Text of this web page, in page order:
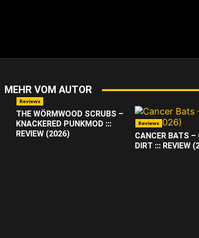
MEHR VOM AUTOR
Reviews
THE WÖRMWOOD SCRUBS –
KNACKERED PUNKMOD :::
REVIEW (2026)
Reviews
CANCER BATS –
DIRT ::: REVIEW